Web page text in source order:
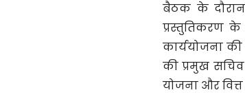
बैठक के
प्रस्तुतिकरण के
कार्ययोजना की
की प्रमुख सचिव
योजना और